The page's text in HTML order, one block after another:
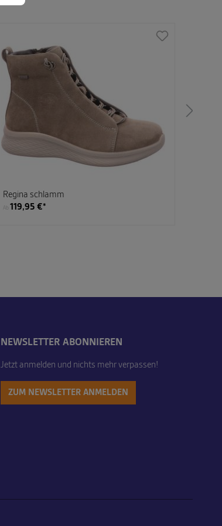
Regina schlamm
Ab 119,95 €*
NEWSLETTER ABONNIEREN
Jetzt anmelden und nichts mehr verpassen!
ZUM NEWSLETTER ANMELDEN